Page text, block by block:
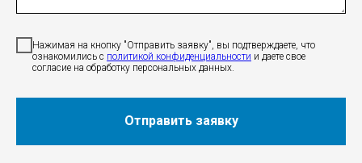
Нажимая на кнопку "Отправить заявку", вы подтверждаете, что
ознакомились c политикой конфиденциальности и даете свое
согласие на обработку персональных данных.
Отправить заявку